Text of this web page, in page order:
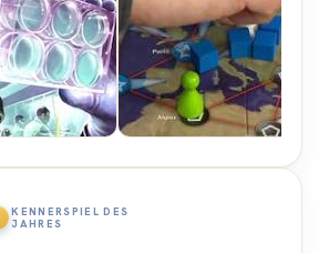
Hunter &
Cron -
Brettspiele
KENNERSPIEL DES
JAHRES